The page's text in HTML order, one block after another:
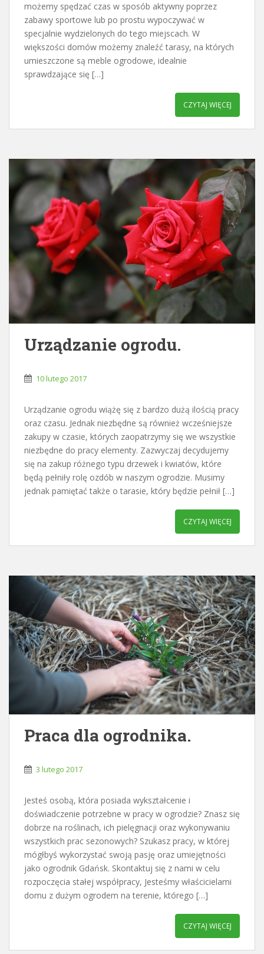
możemy spędzać czas w sposób aktywny poprzez
zabawy sportowe lub po prostu wypoczywać w
specjalnie wydzielonych do tego miejscach. W
większości domów możemy znaleźć tarasy, na których
umieszczone są meble ogrodowe, idealnie
sprawdzające się […]
CZYTAJ WIĘCEJ
Urządzanie ogrodu.
10 lutego 2017
Urządzanie ogrodu wiążę się z bardzo dużą ilością pracy
oraz czasu. Jednak niezbędne są również wcześniejsze
zakupy w czasie, których zaopatrzymy się we wszystkie
niezbędne do pracy elementy. Zazwyczaj decydujemy
się na zakup różnego typu drzewek i kwiatów, które
będą pełniły rolę ozdób w naszym ogrodzie. Musimy
jednak pamiętać także o tarasie, który będzie pełnił […]
CZYTAJ WIĘCEJ
Praca dla ogrodnika.
3 lutego 2017
Jesteś osobą, która posiada wykształcenie i
doświadczenie potrzebne w pracy w ogrodzie? Znasz się
dobrze na roślinach, ich pielęgnacji oraz wykonywaniu
wszystkich prac sezonowych? Szukasz pracy, w której
mógłbyś wykorzystać swoją pasję oraz umiejętności
jako ogrodnik Gdańsk. Skontaktuj się z nami w celu
rozpoczęcia stałej współpracy, Jesteśmy właścicielami
domu z dużym ogrodem na terenie, którego […]
CZYTAJ WIĘCEJ